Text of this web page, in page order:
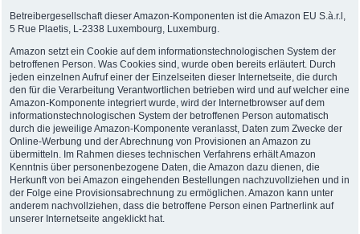
Betreibergesellschaft dieser Amazon-Komponenten ist die Amazon EU S.à.r.l,
5 Rue Plaetis, L-2338 Luxembourg, Luxemburg.
Amazon setzt ein Cookie auf dem informationstechnologischen System der
betroffenen Person. Was Cookies sind, wurde oben bereits erläutert. Durch
jeden einzelnen Aufruf einer der Einzelseiten dieser Internetseite, die durch
den für die Verarbeitung Verantwortlichen betrieben wird und auf welcher eine
Amazon-Komponente integriert wurde, wird der Internetbrowser auf dem
informationstechnologischen System der betroffenen Person automatisch
durch die jeweilige Amazon-Komponente veranlasst, Daten zum Zwecke der
Online-Werbung und der Abrechnung von Provisionen an Amazon zu
übermitteln. Im Rahmen dieses technischen Verfahrens erhält Amazon
Kenntnis über personenbezogene Daten, die Amazon dazu dienen, die
Herkunft von bei Amazon eingehenden Bestellungen nachzuvollziehen und in
der Folge eine Provisionsabrechnung zu ermöglichen. Amazon kann unter
anderem nachvollziehen, dass die betroffene Person einen Partnerlink auf
unserer Internetseite angeklickt hat.